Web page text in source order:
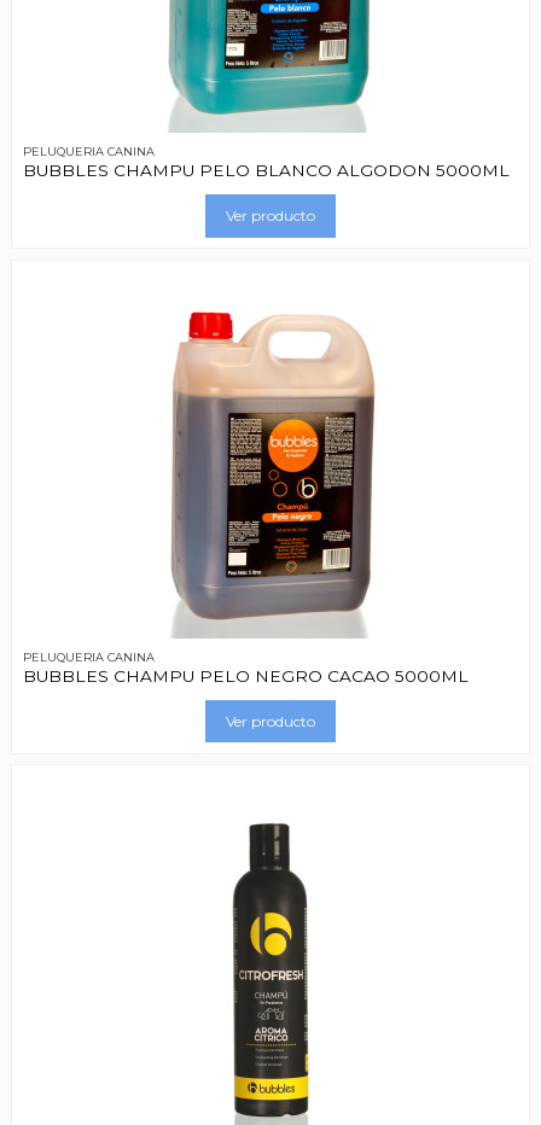
PELUQUERIA CANINA
BUBBLES CHAMPU PELO BLANCO ALGODON 5000ML
Ver producto
PELUQUERIA CANINA
BUBBLES CHAMPU PELO NEGRO CACAO 5000ML
Ver producto